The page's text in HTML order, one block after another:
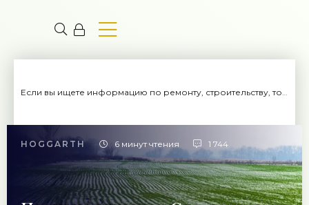
Если вы ищете информацию по ремонту, строительству, то вы попали на нужный сайт.
HOGGARTH 6 минут чтения 1 744